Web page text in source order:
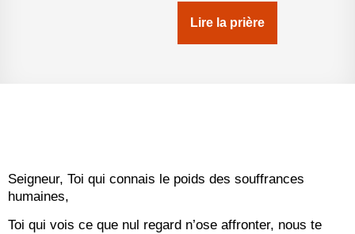
Lire la prière
Seigneur, Toi qui connais le poids des souffrances
humaines,
Toi qui vois ce que nul regard n’ose affronter, nous te